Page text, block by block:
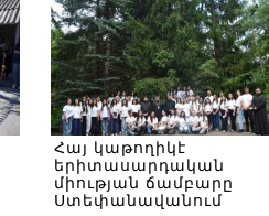
Հայ կաթողիկէ
երիտասարդական
միության ճամբարը
Ստեփանավանում